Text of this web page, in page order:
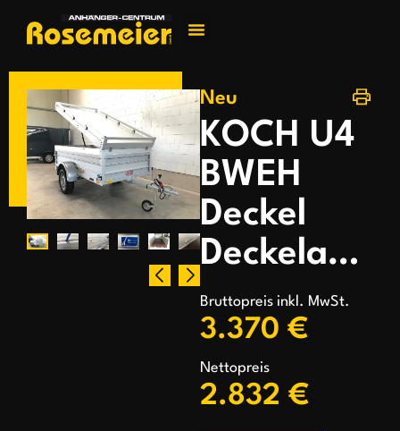
Neu
KOCH U4
BWEH
Deckel
Deckelanhänger
Bruttopreis inkl. MwSt.
3.370 €
Nettopreis
2.832 €